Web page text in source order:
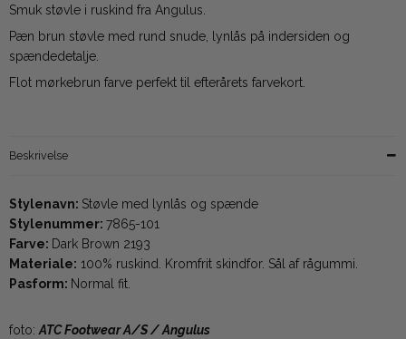
Smuk støvle i ruskind fra Angulus.
Pæn brun støvle med rund snude, lynlås på indersiden og
spændedetalje.
Flot mørkebrun farve perfekt til efterårets farvekort.
Beskrivelse
Stylenavn: Støvle med lynlås og spænde
Stylenummer: 7865-101
Farve: Dark Brown 2193
Materiale: 100% ruskind. Kromfrit skindfor. Sål af rågummi.
Pasform: Normal fit.
foto: ATC Footwear A/S / Angulus